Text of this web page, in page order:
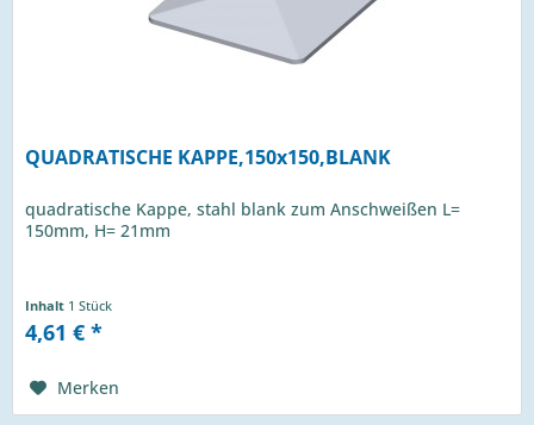
QUADRATISCHE KAPPE,150x150,BLANK
quadratische Kappe, stahl blank zum Anschweißen L=
150mm, H= 21mm
Inhalt 1 Stück
4,61 € *
Merken